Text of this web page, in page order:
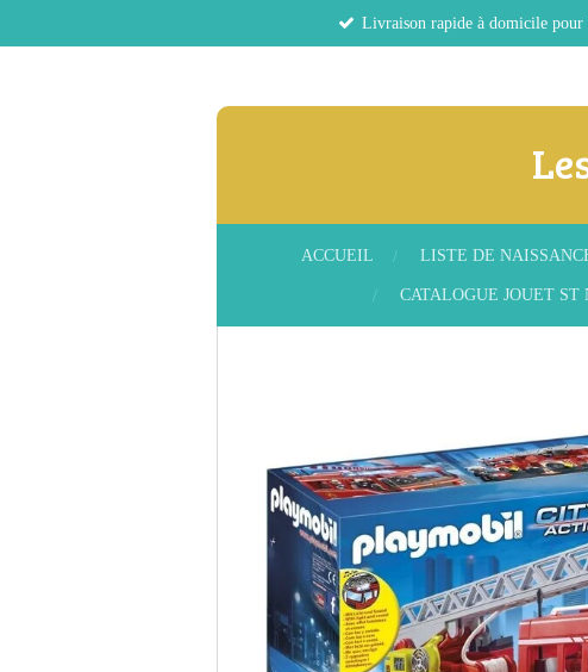
Livraison rapide à domicile pour
ACCUEIL LISTE DE
CATALOGUE JOUET ST